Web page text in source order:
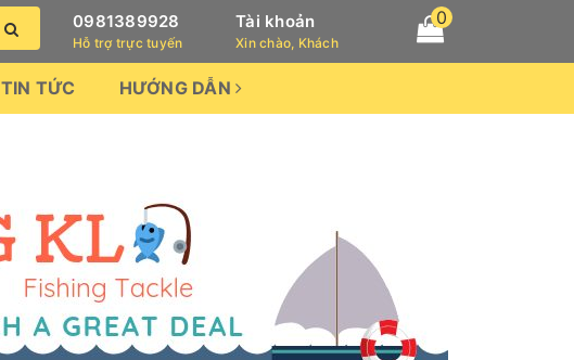
0981389928
Hỗ trợ trực tuyến
Tài khoản
Xin chào, Khách
0
TIN TỨC HƯỚNG DẪN